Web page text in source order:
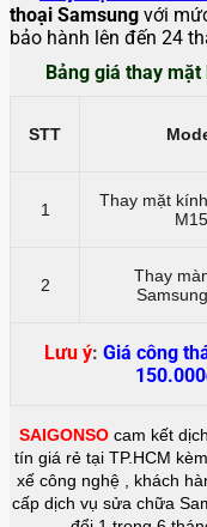
thoại Samsung với
bảo hành lên đến 24
Bảng giá thay
STT
1
Thay mặt
M15
2
Thay
Lưu ý: Giá công
SAIGONSO cam kết
tín giá rẻ tại TP.HCM
xế công nghệ , khách
cấp dịch vụ sửa chữa